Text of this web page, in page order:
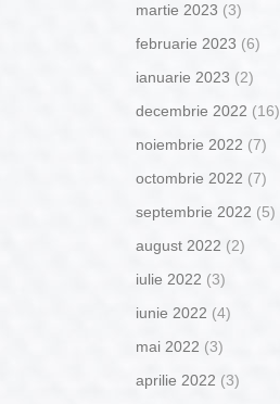
martie 2023 (3)
februarie 2023 (6)
ianuarie 2023 (2)
decembrie 2022 (16)
noiembrie 2022 (7)
octombrie 2022 (7)
septembrie 2022 (5)
august 2022 (2)
iulie 2022 (3)
iunie 2022 (4)
mai 2022 (3)
aprilie 2022 (3)